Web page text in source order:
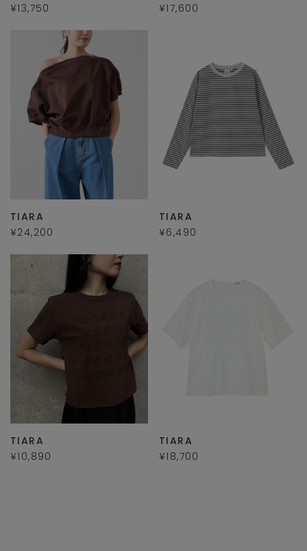
¥13,750
¥17,600
TIARA
¥24,200
TIARA
¥6,490
TIARA
¥10,890
TIARA
¥18,700